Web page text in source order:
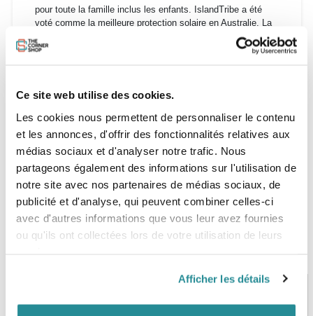
Ce site web utilise des cookies.
Les cookies nous permettent de personnaliser le contenu
et les annonces, d'offrir des fonctionnalités relatives aux
médias sociaux et d'analyser notre trafic. Nous
partageons également des informations sur l'utilisation de
notre site avec nos partenaires de médias sociaux, de
publicité et d'analyse, qui peuvent combiner celles-ci
avec d'autres informations que vous leur avez fournies
ou qu'ils ont collectées lors de votre utilisation de leurs
Afficher les détails
pour toute la famille inclus les enfants. IslandTribe a été
voté comme la meilleure protection solaire en Australie. La
conclusion du rapport effectué avec une personne qui avait
été active pendant quatre-heures dans l’eau, il a été que, la
meilleure protection solaire qui prend soin de tous même de
vos enfants